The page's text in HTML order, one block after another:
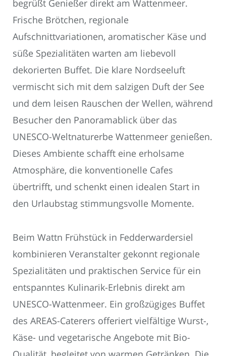
begrüßt Genießer direkt am Wattenmeer.
Frische Brötchen, regionale
Aufschnittvariationen, aromatischer Käse und
süße Spezialitäten warten am liebevoll
dekorierten Buffet. Die klare Nordseeluft
vermischt sich mit dem salzigen Duft der See
und dem leisen Rauschen der Wellen, während
Besucher den Panoramablick über das
UNESCO-Weltnaturerbe Wattenmeer genießen.
Dieses Ambiente schafft eine erholsame
Atmosphäre, die konventionelle Cafes
übertrifft, und schenkt einen idealen Start in
den Urlaubstag stimmungsvolle Momente.
Beim Wattn Frühstück in Fedderwardersiel
kombinieren Veranstalter gekonnt regionale
Spezialitäten und praktischen Service für ein
entspanntes Kulinarik-Erlebnis direkt am
UNESCO-Wattenmeer. Ein großzügiges Buffet
des AREAS-Caterers offeriert vielfältige Wurst-,
Käse- und vegetarische Angebote mit Bio-